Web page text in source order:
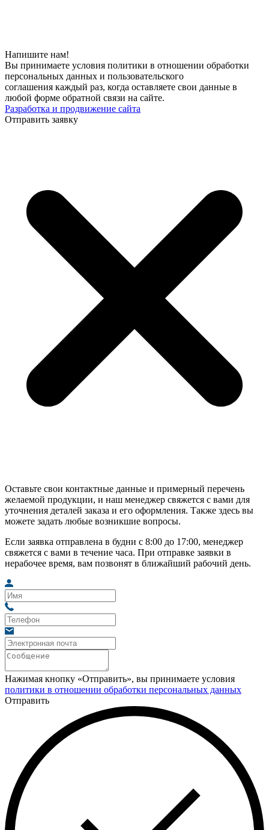
Напишите нам!
Вы принимаете условия политики в отношении обработки
персональных данных и пользовательского
соглашения каждый раз, когда оставляете свои данные в
любой форме обратной связи на сайте.
Разработка и продвижение сайта
Отправить заявку
Оставьте свои контактные данные и примерный перечень
желаемой продукции, и наш менеджер свяжется с вами для
уточнения деталей заказа и его оформления. Также здесь вы
можете задать любые возникшие вопросы.
Если заявка отправлена в будни с 8:00 до 17:00, менеджер
свяжется с вами в течение часа. При отправке заявки в
нерабочее время, вам позвонят в ближайший рабочий день.
Нажимая кнопку «Отправить», вы принимаете условия
политики в отношении обработки персональных данных
Отправить